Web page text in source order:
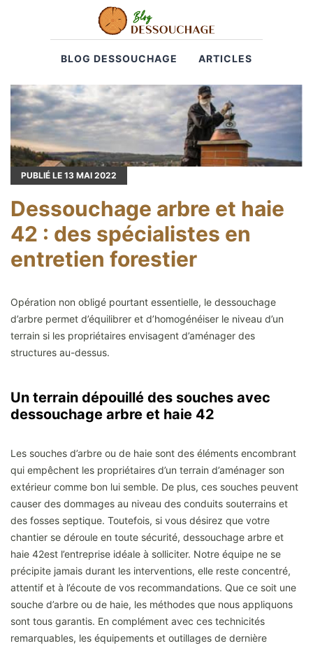
BLOG DESSOUCHAGE ARTICLES
PUBLIÉ LE 13 MAI 2022
Dessouchage arbre et haie
42 : des spécialistes en
entretien forestier
Opération non obligé pourtant essentielle, le dessouchage
d’arbre permet d’équilibrer et d’homogénéiser le niveau d’un
terrain si les propriétaires envisagent d’aménager des
structures au-dessus.
Un terrain dépouillé des souches avec
dessouchage arbre et haie 42
Les souches d’arbre ou de haie sont des éléments encombrant
qui empêchent les propriétaires d’un terrain d’aménager son
extérieur comme bon lui semble. De plus, ces souches peuvent
causer des dommages au niveau des conduits souterrains et
des fosses septique. Toutefois, si vous désirez que votre
chantier se déroule en toute sécurité, dessouchage arbre et
haie 42est l’entreprise idéale à solliciter. Notre équipe ne se
précipite jamais durant les interventions, elle reste concentré,
attentif et à l’écoute de vos recommandations. Que ce soit une
souche d’arbre ou de haie, les méthodes que nous appliquons
sont tous garantis. En complément avec ces technicités
remarquables, les équipements et outillages de dernière